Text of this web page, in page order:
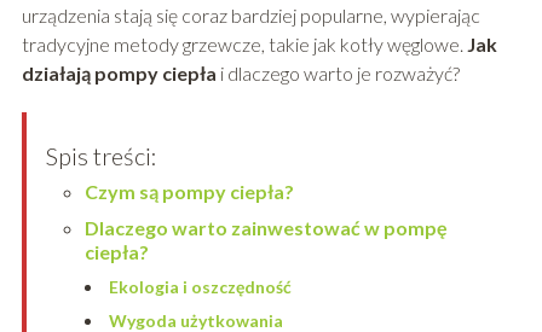
urządzenia stają się coraz bardziej popularne, wypierając
tradycyjne metody grzewcze, takie jak kotły węglowe. Jak
działają pompy ciepła i dlaczego warto je rozważyć?
Spis treści:
Czym są pompy ciepła?
Dlaczego warto zainwestować w pompę
ciepła?
Ekologia i oszczędność
Wygoda użytkowania